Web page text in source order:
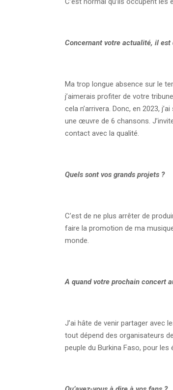
Concernant votre actualité, il est
Ma trop longue absence sur le
j’aimerais profiter de votre
cela n’arrivera. Donc, en 2023,
une œuvre de 6 chansons.
contact avec la qualité.
Quels sont vos grands projets ?
C’est de ne plus arrêter de
faire la promotion de ma
monde.
A quand votre prochain concert
J’ai hâte de venir partager avec
tout dépend des organisateurs
peuple du Burkina Faso, pour les